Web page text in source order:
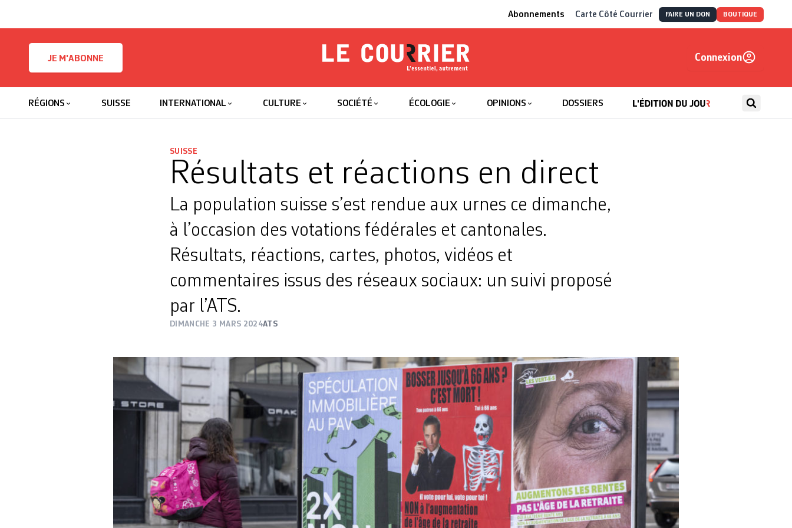
Abonnements Carte Côté Courrier FAIRE UN DON BOUTIQUE
JE M'ABONNE
Le Courrier
Connexion
RÉGIONS SUISSE INTERNATIONAL CULTURE SOCIÉTÉ ÉCOLOGIE OPINIONS DOSSIERS
SUISSE
Résultats et réactions en direct
La population suisse s’est rendue aux urnes ce dimanche,
à l’occasion des votations fédérales et cantonales.
Résultats, réactions, cartes, photos, vidéos et
commentaires issus des réseaux sociaux: un suivi proposé
par l’ATS.
DIMANCHE 3 MARS 2024ATS